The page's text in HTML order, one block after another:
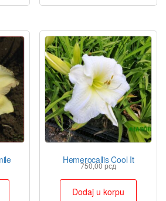
Hemerocallis Cool It
750,00рсд
Dodaj u korpu